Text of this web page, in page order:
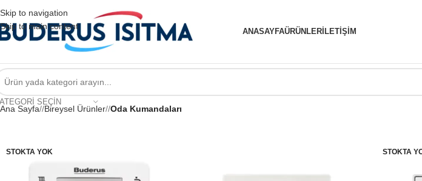
Skip to navigation
Skip to main content
ANASAYFAÜRÜNLER İLETIŞIM
SEÇIN
Ana Sayfa/ Bireysel Ürünler/ Oda Kumandaları
STOKTA YOK STOKTA